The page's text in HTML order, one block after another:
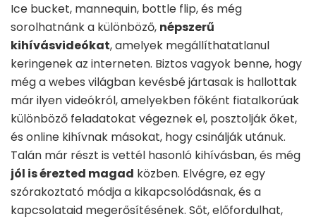
Ice bucket, mannequin, bottle flip, és még
sorolhatnánk a különböző, népszerű
kihívásvideókat, amelyek megállíthatatlanul
keringenek az interneten. Biztos vagyok benne, hogy
még a webes világban kevésbé jártasak is hallottak
már ilyen videókról, amelyekben főként fiatalkorúak
különböző feladatokat végeznek el, posztolják őket,
és online kihívnak másokat, hogy csinálják utánuk.
Talán már részt is vettél hasonló kihívásban, és még
jól is érezted magad közben. Elvégre, ez egy
szórakoztató módja a kikapcsolódásnak, és a
kapcsolataid megerősítésének. Sőt, előfordulhat,